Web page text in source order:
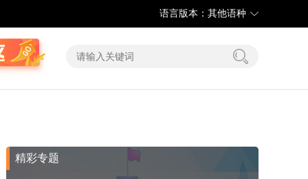
语言版本：其他语种